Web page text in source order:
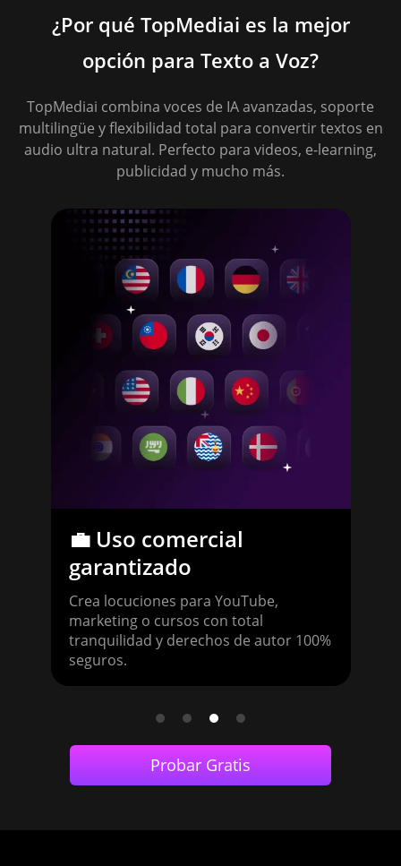
¿Por qué TopMediai es la mejor
opción para Texto a Voz?
TopMediai combina voces de IA avanzadas, soporte
multilingüe y flexibilidad total para convertir textos en
audio ultra natural. Perfecto para videos, e-learning,
publicidad y mucho más.
💼 Uso comercial
garantizado
Crea locuciones para YouTube,
marketing o cursos con total
tranquilidad y derechos de autor 100%
seguros.
Probar Gratis